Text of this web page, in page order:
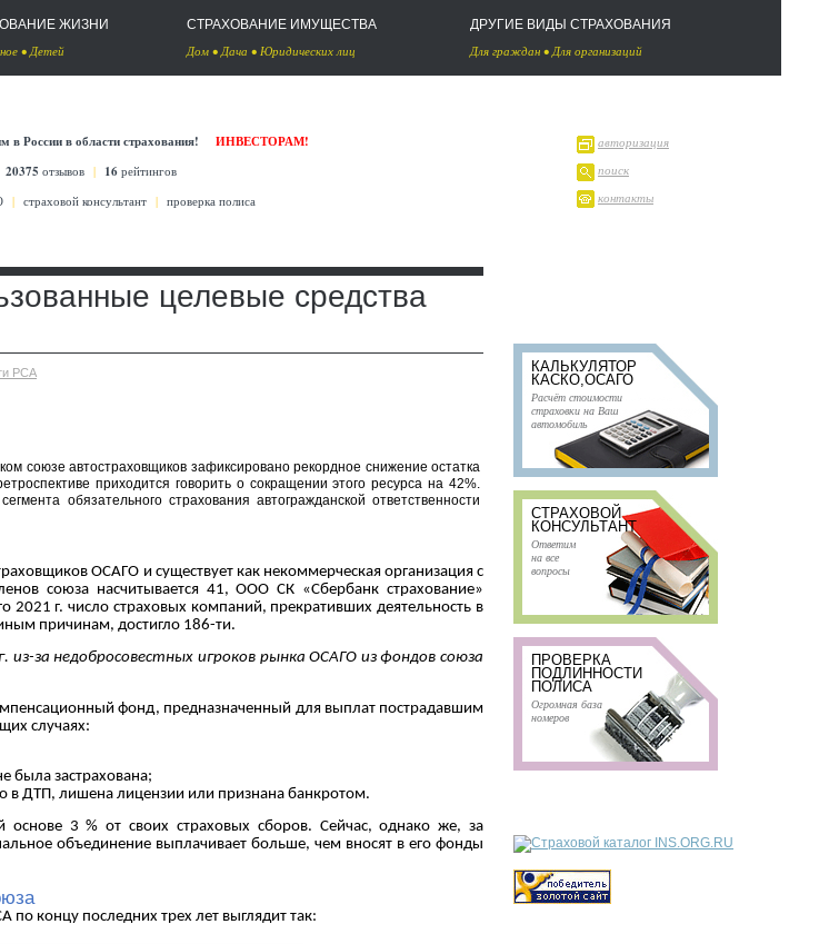
ЖИЗНИ
•Детей
СТРАХОВАНИЕ ИМУЩЕСТВА
Дом •Дача • Юридических лиц
ДРУГИЕ ВИДЫ СТРАХОВАНИЯ
Для граждан •Для организаций
России в области страхования!
ИНВЕСТОРАМ!
20375 отзывов | 16 рейтингов
| страховой консультант | проверка полиса
авторизация
поиск
контакты
целевые средства
РСА
союзе автостраховщиков зафиксировано рекордное снижение остатка
приходится говорить о сокращении этого ресурса на 42%.
обязательного страхования автогражданской ответственности
ОСАГО и существует как некоммерческая организация с
союза насчитывается 41, ООО СК «Сбербанк страхование»
2021 г. число страховых компаний, прекративших деятельность в
причинам, достигло 186-ти.
из-за недобросовестных игроков рынка ОСАГО из фондов союза
фонд, предназначенный для выплат пострадавшим
случаях:
была застрахована;
в ДТП, лишена лицензии или признана банкротом.
3 % от своих страховых сборов. Сейчас, однако же, за
объединение выплачивает больше, чем вносят в его фонды
концу последних трех лет выглядит так:
КАЛЬКУЛЯТОР
КАСКО,ОСАГО
Расчёт стоимости
страховки на Ваш
автомобиль
СТРАХОВОЙ
КОНСУЛЬТАНТ
Ответим
на все
вопросы
ПРОВЕРКА
ПОДЛИННОСТИ
ПОЛИСА
Огромная база
номеров